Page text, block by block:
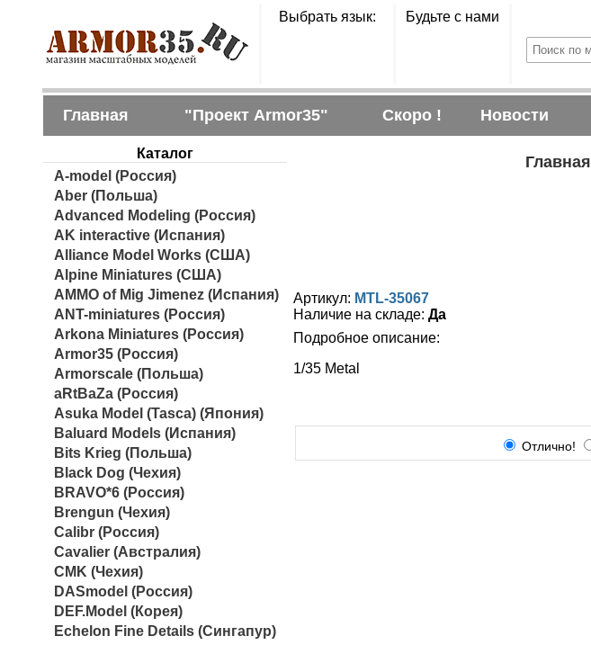
Выбрать язык: Будьте с нами
Главная "Проект Armor35" Скоро ! Новости
Каталог
A-model (Россия)
Aber (Польша)
Advanced Modeling (Россия)
AK interactive (Испания)
Alliance Model Works (США)
Alpine Miniatures (США)
AMMO of Mig Jimenez (Испания)
ANT-miniatures (Россия)
Arkona Miniatures (Россия)
Armor35 (Россия)
Armorscale (Польша)
aRtBaZa (Россия)
Asuka Model (Tasca) (Япония)
Baluard Models (Испания)
Bits Krieg (Польша)
Black Dog (Чехия)
BRAVO*6 (Россия)
Brengun (Чехия)
Calibr (Россия)
Cavalier (Австралия)
CMK (Чехия)
DASmodel (Россия)
DEF.Model (Корея)
Echelon Fine Details (Сингапур)
Главная
Артикул: MTL-35067
Наличие на складе: Да
Подробное описание:
1/35 Metal
Отлично!